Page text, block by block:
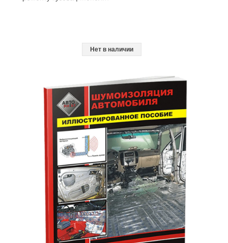
Нет в наличии